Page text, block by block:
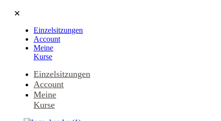
✕
Einzelsitzungen
Account
Meine
Kurse
Einzelsitzungen
Account
Meine
Kurse